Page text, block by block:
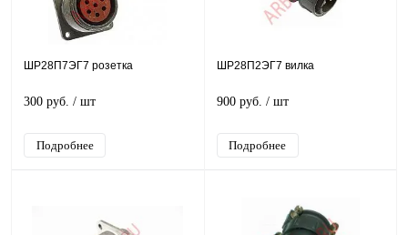
ШР28П7ЭГ7 розетка
300 руб. / шт
Подробнее
ШР28П2ЭГ7 вилка
900 руб. / шт
Подробнее